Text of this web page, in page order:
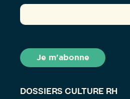
DOSSIERS CULTURE RH